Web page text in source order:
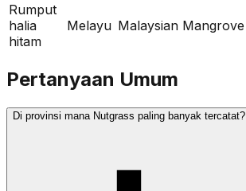
Rumput
halia
hitam
Melayu Malaysian Mangrove
Pertanyaan Umum
Di provinsi mana Nutgrass paling banyak tercatat?